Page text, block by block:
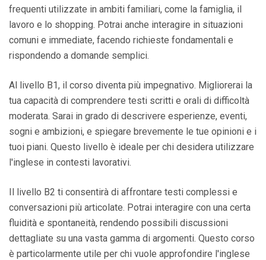
frequenti utilizzate in ambiti familiari, come la famiglia, il
lavoro e lo shopping. Potrai anche interagire in situazioni
comuni e immediate, facendo richieste fondamentali e
rispondendo a domande semplici.
Al livello B1, il corso diventa più impegnativo. Migliorerai la
tua capacità di comprendere testi scritti e orali di difficoltà
moderata. Sarai in grado di descrivere esperienze, eventi,
sogni e ambizioni, e spiegare brevemente le tue opinioni e i
tuoi piani. Questo livello è ideale per chi desidera utilizzare
l'inglese in contesti lavorativi.
Il livello B2 ti consentirà di affrontare testi complessi e
conversazioni più articolate. Potrai interagire con una certa
fluidità e spontaneità, rendendo possibili discussioni
dettagliate su una vasta gamma di argomenti. Questo corso
è particolarmente utile per chi vuole approfondire l'inglese